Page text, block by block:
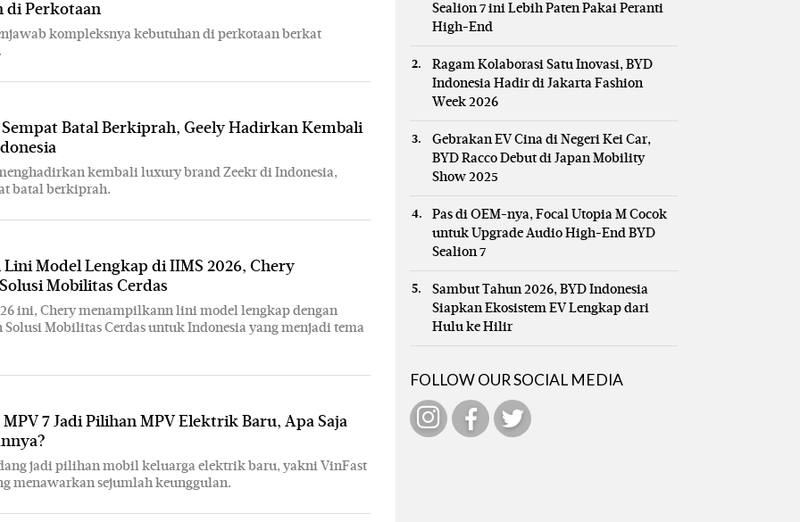
di Perkotaan
kompleksnya kebutuhan di perkotaan berkat
Sempat Batal Berkiprah, Geely Hadirkan Kembali
kembali luxury brand Zeekr di Indonesia,
batal berkiprah.
Model Lengkap di IIMS 2026, Chery
Mobilitas Cerdas
ini, Chery menampilkann lini model lengkap dengan
Mobilitas Cerdas untuk Indonesia yang menjadi tema
MPV 7 Jadi Pilihan MPV Elektrik Baru, Apa Saja
jadi pilihan mobil keluarga elektrik baru, yakni VinFast
menawarkan sejumlah keunggulan.
Sealion 7 ini Lebih Paten Pakai Peranti
High-End
Ragam Kolaborasi Satu Inovasi, BYD
Indonesia Hadir di Jakarta Fashion
Week 2026
Gebrakan EV Cina di Negeri Kei Car,
BYD Racco Debut di Japan Mobility
Show 2025
Pas di OEM-nya, Focal Utopia M Cocok
untuk Upgrade Audio High-End BYD
Sealion 7
Sambut Tahun 2026, BYD Indonesia
Siapkan Ekosistem EV Lengkap dari
Hulu ke Hilir
FOLLOW OUR SOCIAL MEDIA